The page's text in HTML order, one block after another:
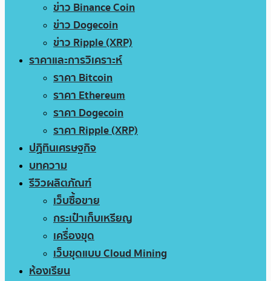
ข่าว Binance Coin
ข่าว Dogecoin
ข่าว Ripple (XRP)
ราคาและการวิเคราะห์
ราคา Bitcoin
ราคา Ethereum
ราคา Dogecoin
ราคา Ripple (XRP)
ปฏิทินเศรษฐกิจ
บทความ
รีวิวผลิตภัณฑ์
เว็บซื้อขาย
กระเป๋าเก็บเหรียญ
เครื่องขุด
เว็บขุดแบบ Cloud Mining
ห้องเรียน